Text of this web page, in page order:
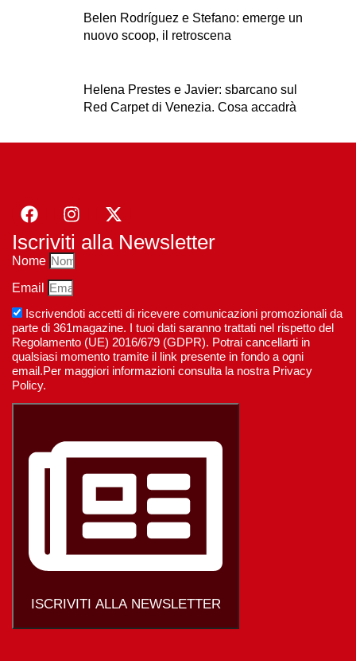
Belen Rodríguez e Stefano: emerge un
nuovo scoop, il retroscena
Helena Prestes e Javier: sbarcano sul
Red Carpet di Venezia. Cosa accadrà
Iscriviti alla Newsletter
Nome
Email
Iscrivendoti accetti di ricevere comunicazioni promozionali da
parte di 361magazine. I tuoi dati saranno trattati nel rispetto del
Regolamento (UE) 2016/679 (GDPR). Potrai cancellarti in
qualsiasi momento tramite il link presente in fondo a ogni
email.Per maggiori informazioni consulta la nostra Privacy
Policy.
ISCRIVITI ALLA NEWSLETTER